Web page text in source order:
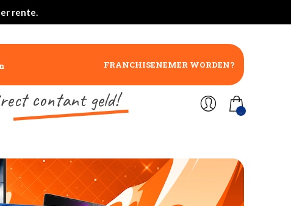
rente.
FRANCHISENEMER WORDEN?
contant geld! ..